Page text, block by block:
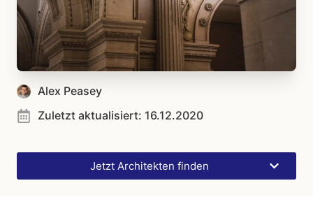
Alex Peasey
Zuletzt aktualisiert: 16.12.2020
Jetzt Architekten finden